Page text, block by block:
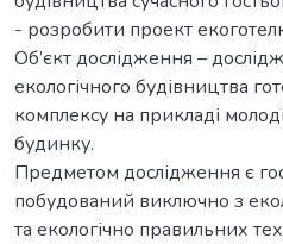
- розробити проект
Об’єкт дослідження –
екологічного будівництва
комплексу на прикладі
будинку.
Предметом дослідження є
побудований виключно з
та екологічно правильних